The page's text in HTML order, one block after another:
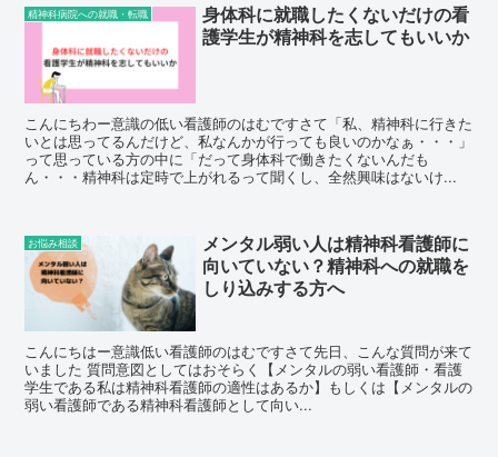
精神科病院への就職・転職
身体科に就職したくないだけの看
護学生が精神科を志してもいいか
こんにちわー意識の低い看護師のはむですさて「私、精神科に行きた
いとは思ってるんだけど、私なんかが行っても良いのかなぁ・・・」
って思っている方の中に「だって身体科で働きたくないんだも
ん・・・精神科は定時で上がれるって聞くし、全然興味はないけ...
お悩み相談
メンタル弱い人は精神科看護師に
向いていない？精神科への就職を
しり込みする方へ
こんにちはー意識低い看護師のはむですさて先日、こんな質問が来て
いました 質問意図としてはおそらく【メンタルの弱い看護師・看護
学生である私は精神科看護師の適性はあるか】もしくは【メンタルの
弱い看護師である精神科看護師として向い...